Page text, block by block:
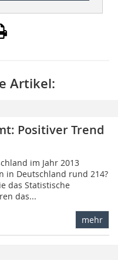
Artikel:
Positiver Trend
im Jahr 2013
in Deutschland rund 214?
das Statistische
das...
mehr